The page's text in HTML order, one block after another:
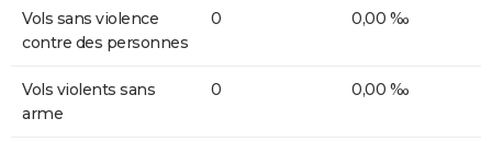
Vols sans violence
contre des personnes
0 0,00 ‰
Vols violents sans
arme
0 0,00 ‰